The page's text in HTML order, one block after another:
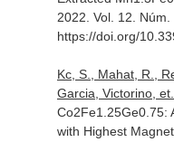
2022. Vol. 12. Núm.
https://doi.org/
Kc, S., Mahat, R.,
Garcia, Victorino,
Co2Fe1.25Ge0.75:
with Highest